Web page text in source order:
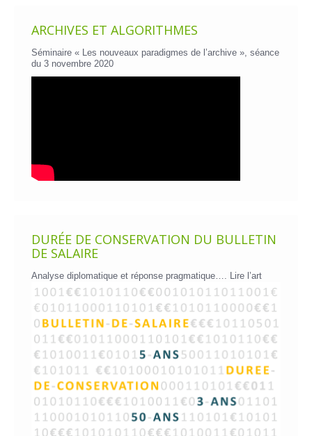
ARCHIVES ET ALGORITHMES
Séminaire « Les nouveaux paradigmes de l’archive », séance
du 3 novembre 2020
DURÉE DE CONSERVATION DU BULLETIN
DE SALAIRE
Analyse diplomatique et réponse pragmatique…. Lire l’art